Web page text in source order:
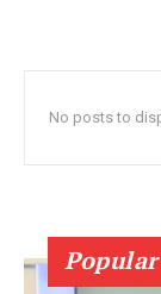
No posts to
Popular